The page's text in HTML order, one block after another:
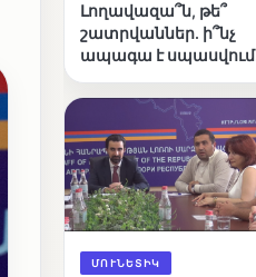
Լողավազա՞ն, թե՞
շատրվաններ. ի՞նչ
ապագա է սպասվում
լճին
ՄՈՒՆԵՏԻԿ